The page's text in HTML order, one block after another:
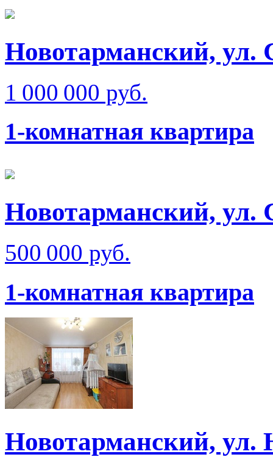
Новотарманский,
1 000 000 руб.
1-комнатная квартира
Новотарманский, ул.
500 000 руб.
1-комнатная квартира
Новотарманский,